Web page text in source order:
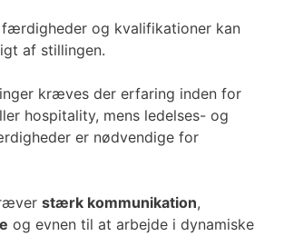
og kvalifikationer kan
af stillingen.
kræves der erfaring inden for
hospitality, mens ledelses- og
er nødvendige for
stærk kommunikation,
og evnen til at arbejde i dynamiske